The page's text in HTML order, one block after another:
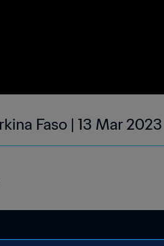
Faso | 13 Mar 2023